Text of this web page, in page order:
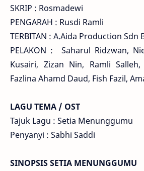
SKRIP : Rosmadewi
PENGARAH : Rusdi Ramli
TERBITAN : A.Aida Production Sdn
PELAKON : Saharul Ridzwan,
Kusairi, Zizan Nin, Ramli
Fazlina Ahamd Daud, Fish Fazil,
LAGU TEMA / OST
Tajuk Lagu : Setia Menunggumu
Penyanyi : Sabhi Saddi
SINOPSIS SETIA MENUNGGUMU